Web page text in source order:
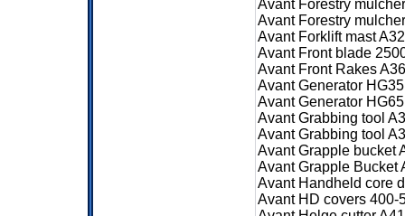
Avant Forestry
Avant Forestry
Avant Forklift mast
Avant Front blade
Avant Front Rakes
Avant Generator
Avant Generator
Avant Grabbing tool
Avant Grabbing tool
Avant Grapple bucket
Avant Grapple Bucket
Avant Handheld core
Avant HD covers 400-